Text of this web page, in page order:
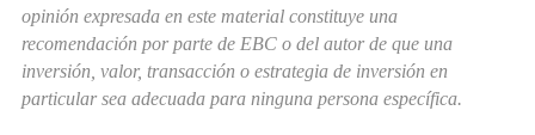
opinión expresada en este material constituye una
recomendación por parte de EBC o del autor de que una
inversión, valor, transacción o estrategia de inversión en
particular sea adecuada para ninguna persona específica.